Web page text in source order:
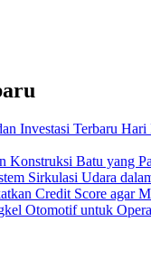
Investasi Terbaru
Konstruksi Batu yang
Sirkulasi Udara
Credit Score agar
Otomotif untuk